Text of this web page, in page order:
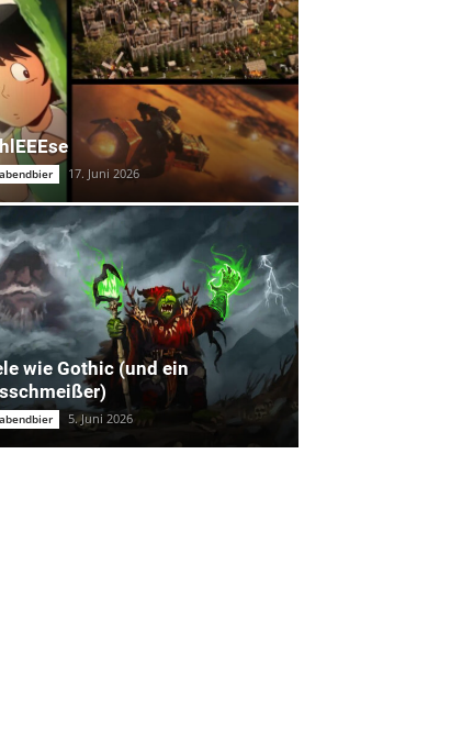
17. Juni 2026
wie Gothic (und ein
5. Juni 2026